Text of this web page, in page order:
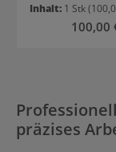
Inhalt: 1 Stk
Regulärer
100,00
präzises